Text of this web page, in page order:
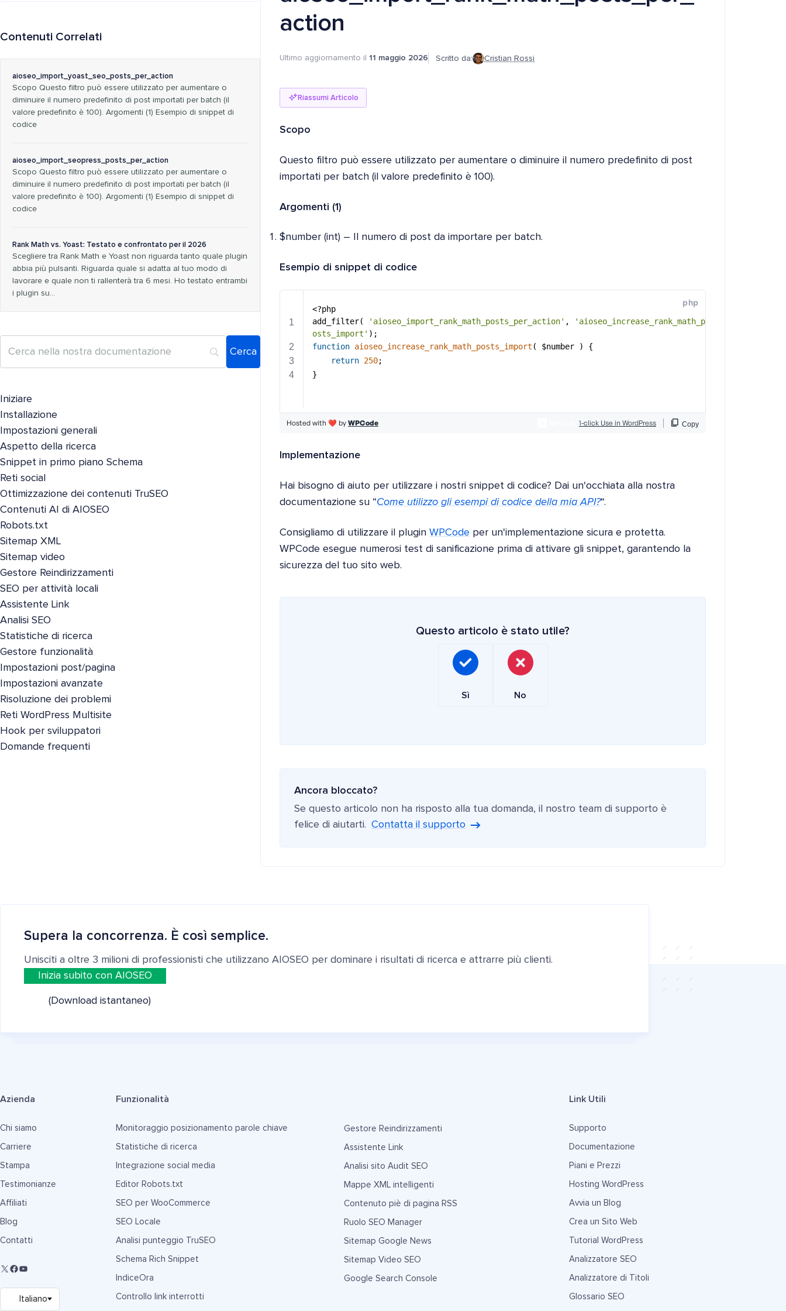
action
Ultimo aggiornamento il 11 maggio 2026 Scritto da: Cristian Rossi
Riassumi Articolo
Scopo
Questo filtro può essere utilizzato per aumentare o diminuire il numero predefinito di post
importati per batch (il valore predefinito è 100).
Argomenti (1)
$number (int) – Il numero di post da importare per batch.
Esempio di snippet di codice
Implementazione
Hai bisogno di aiuto per utilizzare i nostri snippet di codice? Dai un'occhiata alla nostra
documentazione su “Come utilizzo gli esempi di codice della mia API?“.
Consigliamo di utilizzare il plugin WPCode per un'implementazione sicura e protetta.
WPCode esegue numerosi test di sanificazione prima di attivare gli snippet, garantendo la
sicurezza del tuo sito web.
Questo articolo è stato utile?
Sì No
Ancora bloccato?
Se questo articolo non ha risposto alla tua domanda, il nostro team di supporto è
felice di aiutarti. Contatta il supporto
Contenuti Correlati
aioseo_import_yoast_seo_posts_per_action
Scopo Questo filtro può essere utilizzato per aumentare o
diminuire il numero predefinito di post importati per batch (il
valore predefinito è 100). Argomenti (1) Esempio di snippet di
codice
aioseo_import_seopress_posts_per_action
Scopo Questo filtro può essere utilizzato per aumentare o
diminuire il numero predefinito di post importati per batch (il
valore predefinito è 100). Argomenti (1) Esempio di snippet di
codice
Rank Math vs. Yoast: Testato e confrontato per il 2026
Scegliere tra Rank Math e Yoast non riguarda tanto quale plugin
abbia più pulsanti. Riguarda quale si adatta al tuo modo di
lavorare e quale non ti rallenterà tra 6 mesi. Ho testato entrambi
i plugin su...
Iniziare
Installazione
Impostazioni generali
Aspetto della ricerca
Snippet in primo piano Schema
Reti social
Ottimizzazione dei contenuti TruSEO
Contenuti AI di AIOSEO
Robots.txt
Sitemap XML
Sitemap video
Gestore Reindirizzamenti
SEO per attività locali
Assistente Link
Analisi SEO
Statistiche di ricerca
Gestore funzionalità
Impostazioni post/pagina
Impostazioni avanzate
Risoluzione dei problemi
Reti WordPress Multisite
Hook per sviluppatori
Domande frequenti
Supera la concorrenza. È così semplice.
Unisciti a oltre 3 milioni di professionisti che utilizzano AIOSEO per dominare i risultati di ricerca e attrarre più clienti.
Inizia subito con AIOSEO
(Download istantaneo)
Azienda
Chi siamo
Carriere
Stampa
Testimonianze
Affiliati
Blog
Contatti
Funzionalità
Monitoraggio posizionamento parole chiave
Statistiche di ricerca
Integrazione social media
Editor Robots.txt
SEO per WooCommerce
SEO Locale
Analisi punteggio TruSEO
Schema Rich Snippet
IndiceOra
Controllo link interrotti
Gestore Reindirizzamenti
Assistente Link
Analisi sito Audit SEO
Mappe XML intelligenti
Contenuto piè di pagina RSS
Ruolo SEO Manager
Sitemap Google News
Sitemap Video SEO
Google Search Console
Link Utili
Supporto
Documentazione
Piani e Prezzi
Hosting WordPress
Avvia un Blog
Crea un Sito Web
Tutorial WordPress
Analizzatore SEO
Analizzatore di Titoli
Glossario SEO